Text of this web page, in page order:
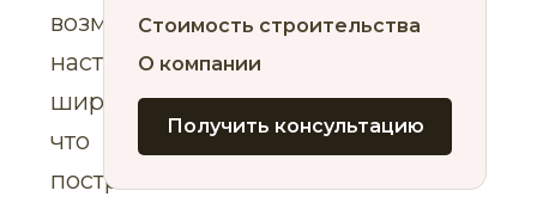
возможности
настолько
широки,
что
постройка
Стоимость строительства
О компании
Получить консультацию